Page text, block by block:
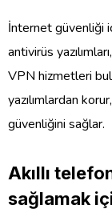
İnternet güvenliği
antivirüs
VPN hizmetleri
yazılımlardan
güvenliğini sağlar.
Akıllı
sağlamak